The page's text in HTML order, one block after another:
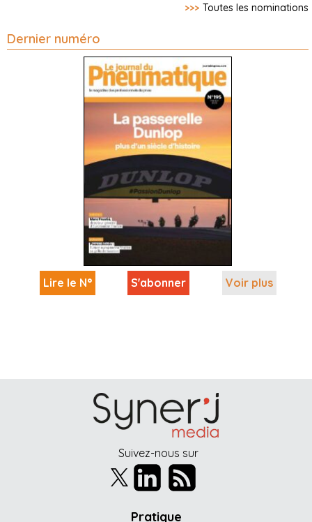
>>> Toutes les nominations
Dernier numéro
Lire le N° S'abonner Voir plus
Suivez-nous sur
Pratique